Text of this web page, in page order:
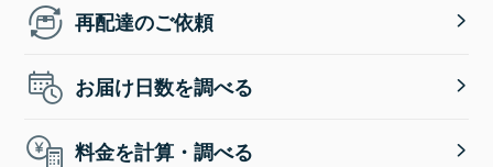
再配達のご依頼
お届け日数を調べる
料金を計算・調べる